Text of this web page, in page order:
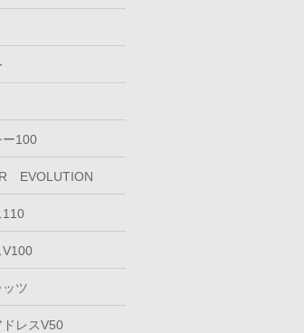
ー100
EVOLUTION
110
V100
ツ
レスV50